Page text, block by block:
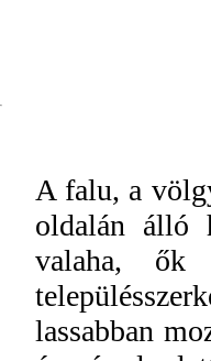
A falu, a
oldalán álló
valaha, ők
lassabban